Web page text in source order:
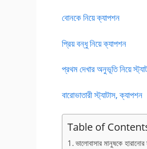
বোনকে নিয়ে ক্যাপশন
প্রিয় বন্ধু নিয়ে ক্যাপশন
প্রথম দেখার অনুভূতি নিয়ে
বারোভাতারী স্ট্যাটাস, ক্যাপশন
Table of
ভালোবাসার মানুষকে হারানোর